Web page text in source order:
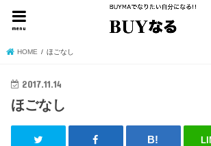
menu
HOME ほごなし
2017.11.14
ほごなし